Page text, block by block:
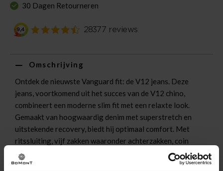
30 Dagen Retourneren
Omschrijving
Ontdek de nieuwste Vanguard fit: de V12 jeans. Deze
jeans, voortkomend uit het succes van de V12 chino,
combineert een moderne slim fit met een relaxte look.
Gemaakt van hoogwaardig denim met superstretch en
uitstekende recovery, biedt hij optimaal comfort. Met
ritssluiting, vijf zakken waaronder achterzakken, coin
pocket en voorzakken, en details zoals de leren back patch
en V-shaped coin pocket, is de V12 jeans een must-have